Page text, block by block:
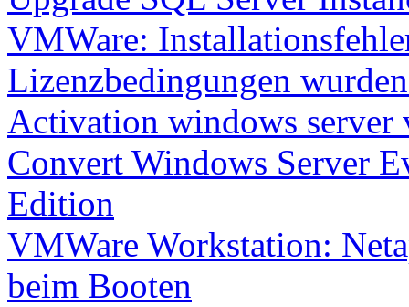
VMWare:
Lizenzbedingungen
Activation windows server
Convert Windows Server
Edition
VMWare Workstation:
beim Booten